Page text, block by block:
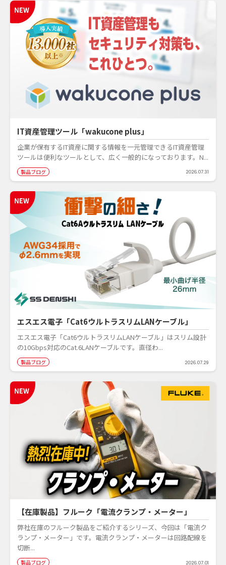
IT資産管理ツール「wakucone plus」
企業が保有するIT資産に関する情報を一元管理できるIT資産管理
ツールは便利なツールとして、広く一般的になっております。N...
製品ブログ 2026.07.31
エスエス電子「Cat6ウルトラスリムLANケーブル」
エスエス電子「Cat6ウルトラスリムLANケーブル」はスリム設計
の10Gbps対応のCat.6LANケーブルです。直径わ...
製品ブログ 2026.07.29
【在庫製品】フルーク「電流クランプ・メーター」
弊社在庫のフルーク製品をご紹介するシリーズ、今回は「電流ク
ランプ・メーター」です。電流クランプ・メーターは回路配線を
切断...
製品ブログ 2026.07.01